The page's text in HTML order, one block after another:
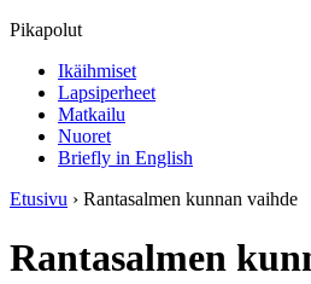
Pikapolut
Ikäihmiset
Lapsiperheet
Matkailu
Nuoret
Briefly in English
Etusivu › Rantasalmen kunnan vaihde
Rantasalmen